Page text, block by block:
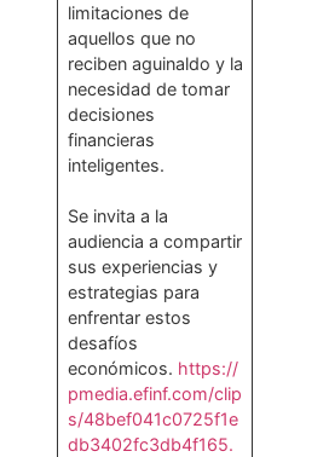
limitaciones de
aquellos que no
reciben aguinaldo y la
necesidad de tomar
decisiones
financieras
inteligentes.
Se invita a la
audiencia a compartir
sus experiencias y
estrategias para
enfrentar estos
desafíos
económicos. https://
pmedia.efinf.com/clip
s/48bef041c0725f1e
db3402fc3db4f165.